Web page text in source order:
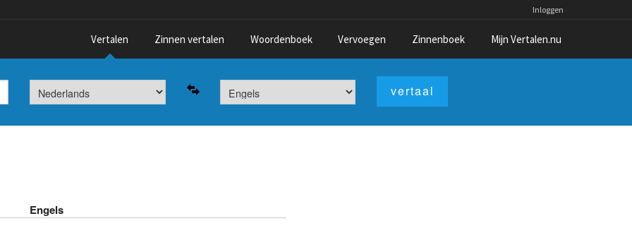
Inloggen
Vertalen Zinnen vertalen Woordenboek Vervoegen Zinnenboek Mijn Vertalen.nu
Engels